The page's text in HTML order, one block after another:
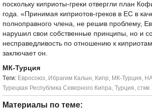
поскольку киприоты-греки отвергли план
года. «Принимая киприотов-греков в ЕС в
полноправного члена, не решив проблему,
нарушил свои собственные принципы, но и
несправедливость по отношению к
заключает он.
МК-Турция
Tеги: Евросоюз, Ибрагим Калын, Кипр, МК-Турция,
Турецкая Республика Северного Кипра, Турция, стмк
Материалы по теме: